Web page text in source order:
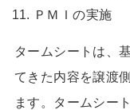
ＰＭＩの実施
タームシートは、
てきた内容を譲渡
ます。タームシー